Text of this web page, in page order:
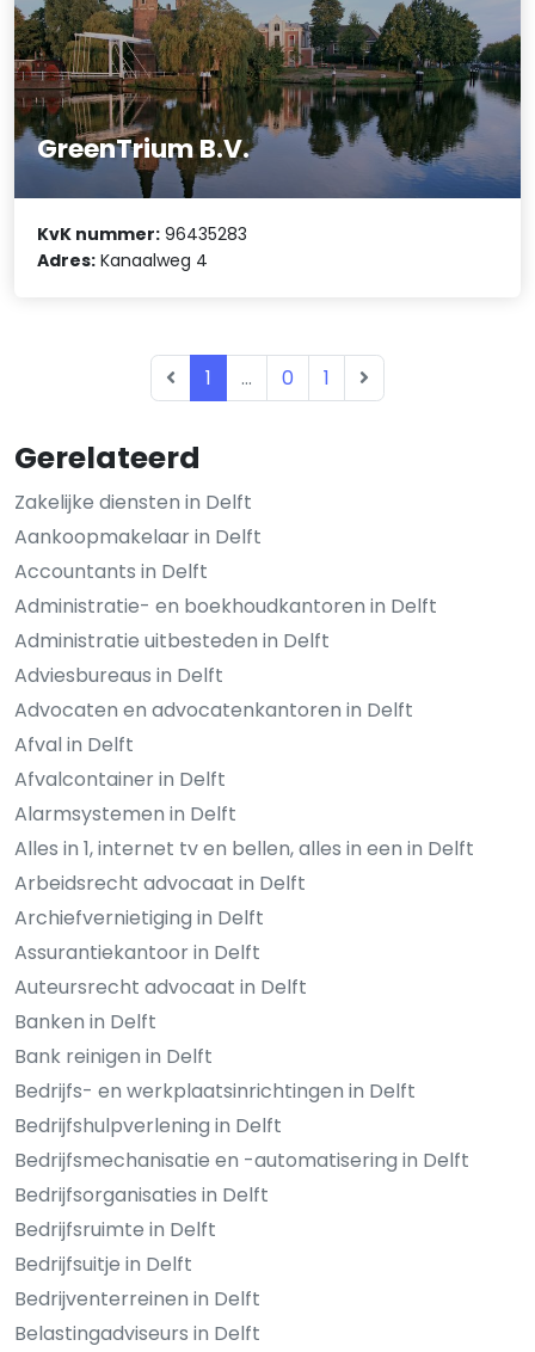
Gerelateerd
Zakelijke diensten in Delft
Aankoopmakelaar in Delft
Accountants in Delft
Administratie- en boekhoudkantoren in Delft
Administratie uitbesteden in Delft
Adviesbureaus in Delft
Advocaten en advocatenkantoren in Delft
Afval in Delft
Afvalcontainer in Delft
Alarmsystemen in Delft
Alles in 1, internet tv en bellen, alles in een in Delft
Arbeidsrecht advocaat in Delft
Archiefvernietiging in Delft
Assurantiekantoor in Delft
Auteursrecht advocaat in Delft
Banken in Delft
Bank reinigen in Delft
Bedrijfs- en werkplaatsinrichtingen in Delft
Bedrijfshulpverlening in Delft
Bedrijfsmechanisatie en -automatisering in Delft
Bedrijfsorganisaties in Delft
Bedrijfsruimte in Delft
Bedrijfsuitje in Delft
Bedrijventerreinen in Delft
Belastingadviseurs in Delft
GreenTrium B.V.
KvK nummer: 96435283
Adres: Kanaalweg 4
1 ... 0 1